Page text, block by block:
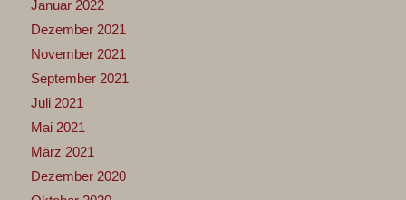
Januar 2022
Dezember 2021
November 2021
September 2021
Juli 2021
Mai 2021
März 2021
Dezember 2020